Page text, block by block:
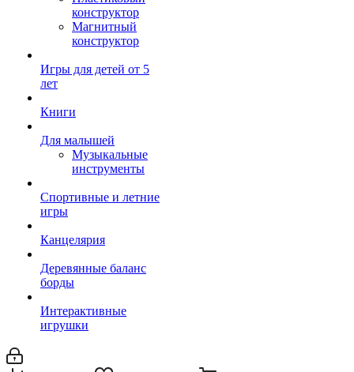
конструктор
Магнитный
конструктор
Игры для детей от 5
лет
Книги
Для малышей
Музыкальные
инструменты
Спортивные и летние
игры
Канцелярия
Деревянные баланс
борды
Интерактивные
игрушки